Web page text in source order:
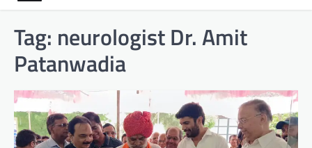
Tag: neurologist Dr. Amit
Patanwadia